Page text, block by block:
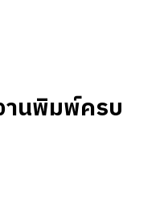
านพิมพ์ครบ